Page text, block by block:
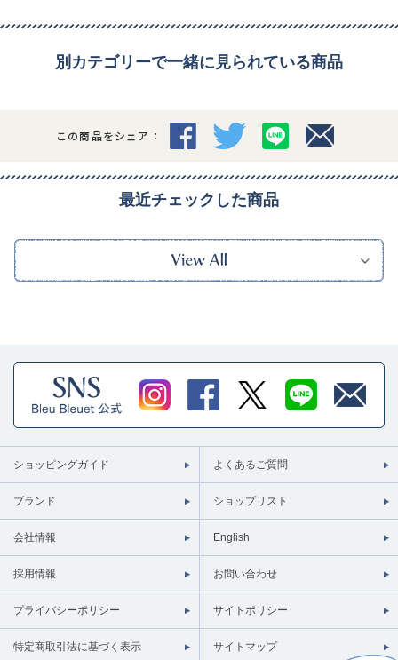
別カテゴリーで一緒に見られている商品
この商品をシェア：
最近チェックした商品
ショッピングガイド よくあるご質問
ブランド ショップリスト
会社情報 English
採用情報 お問い合わせ
プライバシーポリシー サイトポリシー
特定商取引法に基づく表示 サイトマップ